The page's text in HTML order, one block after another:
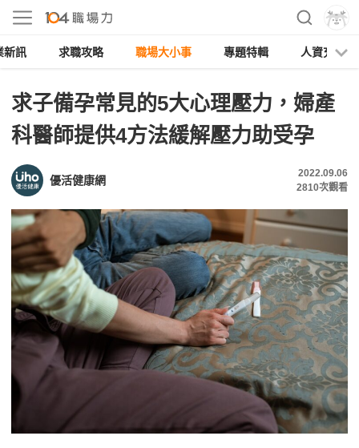
新訊 求職攻略 職場大小事 專題特輯 人資充電
求子備孕常見的5大心理壓力，婦產
科醫師提供4方法緩解壓力助受孕
優活健康網
2022.09.06
2810次觀看